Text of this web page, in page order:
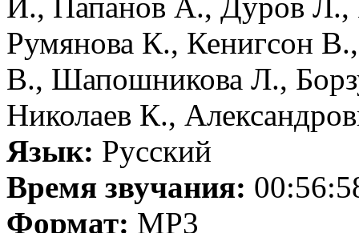
И., Папанов А., Дуров Л.,
Румянова К., Кенигсон
В., Шапошникова Л.,
Николаев К.,
Язык: Русский
Время звучания:
Формат: MP3